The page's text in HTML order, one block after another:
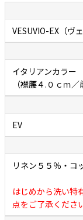
れています。このた
が、こちらのモデル
でゆったりとリラッ
付きでカマが小さめ
ワが生まれず、すっ
たシャツ職人の手縫
運動性を実現してい
す。“動きやすさ”と
せ持つ、現代版リラ
ポプリン」
VESUVIO-EX（ヴ
イタリアンカラー
（襟腰４.０ｃｍ
EV
リネン５５％・コ
はじめから洗い特
点をご了承くださ